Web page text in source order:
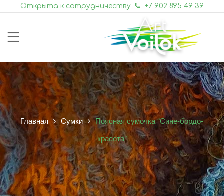
Открыта к сотрудничеству +7 902 895 49 39
Главная Сумки
Поясная сумочка “Сине-бордо-
красота”